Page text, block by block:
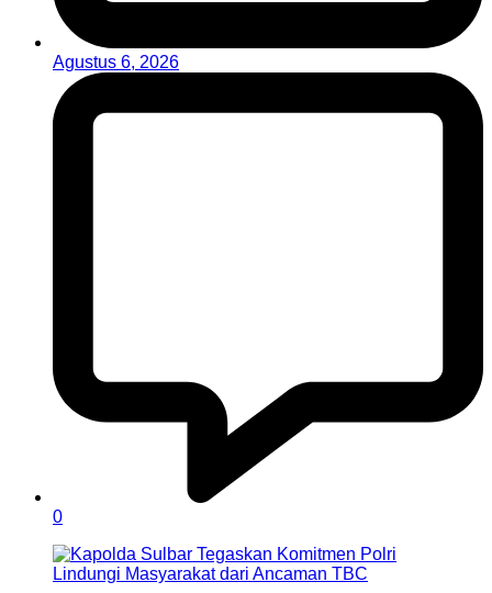
Agustus 6, 2026
0